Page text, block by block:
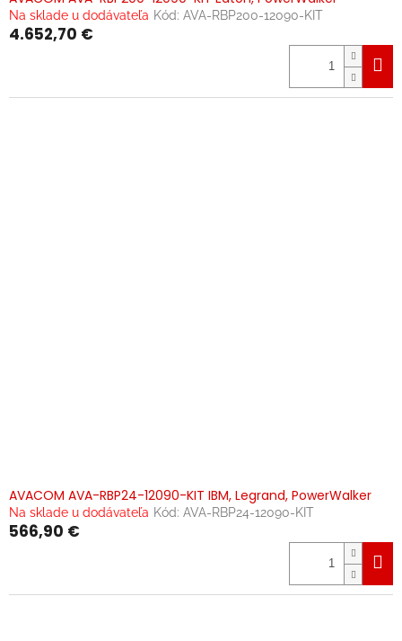
Na sklade u dodávateľa Kód: AVA-RBP200-12090-KIT
4.652,70 €
AVACOM AVA-RBP24-12090-KIT IBM, Legrand, PowerWalker
Na sklade u dodávateľa Kód: AVA-RBP24-12090-KIT
566,90 €